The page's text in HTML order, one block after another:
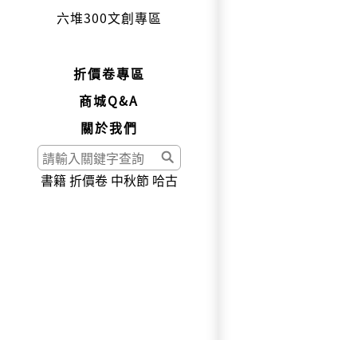
六堆300文創專區
折價卷專區
商城Q&A
關於我們
書籍折價卷 中秋節 哈古